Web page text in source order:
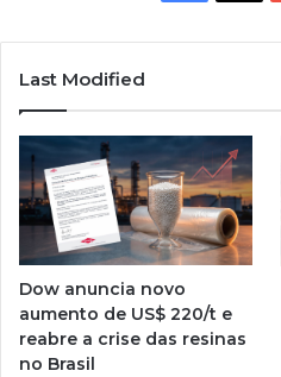
Last Modified
Dow anuncia novo
aumento de US$ 220/t e
reabre a crise das resinas
no Brasil